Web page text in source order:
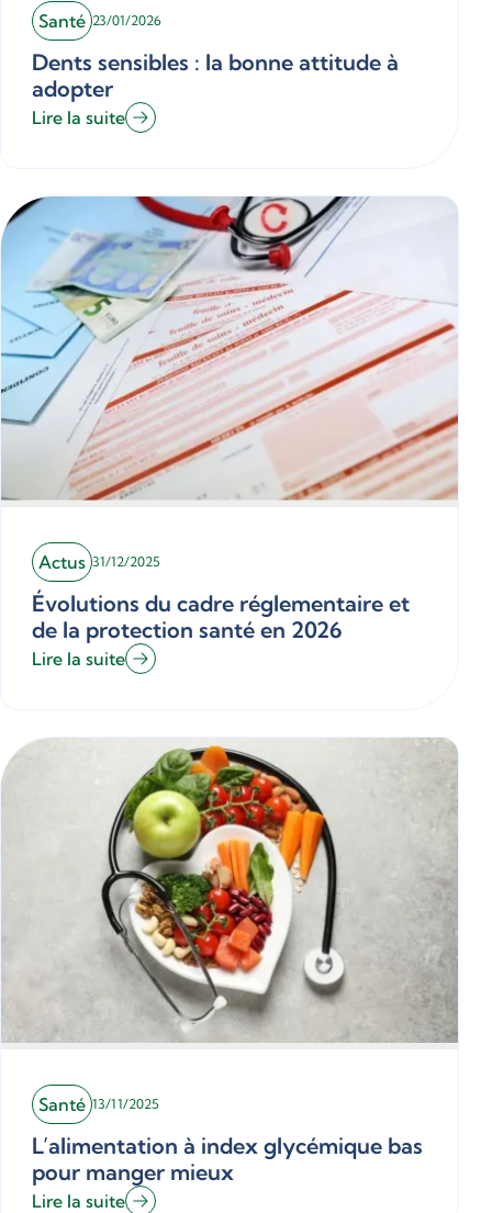
Santé 23/01/2026
Dents sensibles : la bonne attitude à
adopter
Lire la suite
Actus 31/12/2025
Évolutions du cadre réglementaire et
de la protection santé en 2026
Lire la suite
Santé 13/11/2025
L’alimentation à index glycémique bas
pour manger mieux
Lire la suite